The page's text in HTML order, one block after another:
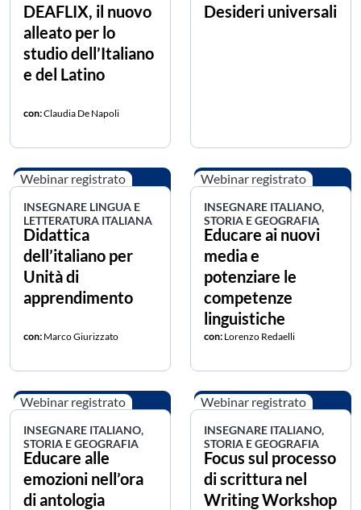
DEAFLIX, il nuovo
alleato per lo
studio dell’Italiano
e del Latino
con:Claudia De Napoli
Desideri universali
Webinar registrato
INSEGNARE LINGUA E
LETTERATURA ITALIANA
Didattica
dell’italiano per
Unità di
apprendimento
con: Marco Giurizzato
Webinar registrato
INSEGNARE ITALIANO,
STORIA E GEOGRAFIA
Educare ai nuovi
media e
potenziare le
competenze
linguistiche
con: Lorenzo Redaelli
Webinar registrato
INSEGNARE ITALIANO,
STORIA E GEOGRAFIA
Educare alle
emozioni nell’ora
di antologia
Webinar registrato
INSEGNARE ITALIANO,
STORIA E GEOGRAFIA
Focus sul processo
di scrittura nel
Writing Workshop